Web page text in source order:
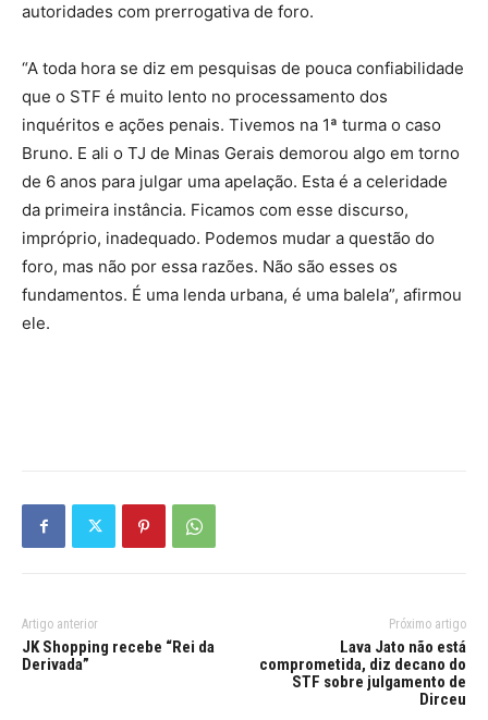
autoridades com prerrogativa de foro.
“A toda hora se diz em pesquisas de pouca confiabilidade
que o STF é muito lento no processamento dos
inquéritos e ações penais. Tivemos na 1ª turma o caso
Bruno. E ali o TJ de Minas Gerais demorou algo em torno
de 6 anos para julgar uma apelação. Esta é a celeridade
da primeira instância. Ficamos com esse discurso,
impróprio, inadequado. Podemos mudar a questão do
foro, mas não por essa razões. Não são esses os
fundamentos. É uma lenda urbana, é uma balela”, afirmou
ele.
Artigo anterior
JK Shopping recebe “Rei da
Derivada”
Próximo artigo
Lava Jato não está
comprometida, diz decano do
STF sobre julgamento de
Dirceu